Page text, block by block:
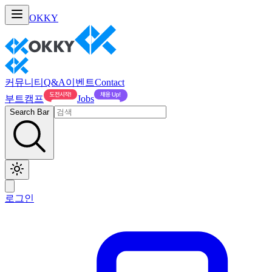
OKKY
커뮤니티 Q&A이벤트Contact
부트캠프
Jobs
Search Bar
로그인